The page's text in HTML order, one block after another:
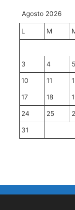
Agosto 2026
L M
3 4 5
10 11
17 18
24 25
31